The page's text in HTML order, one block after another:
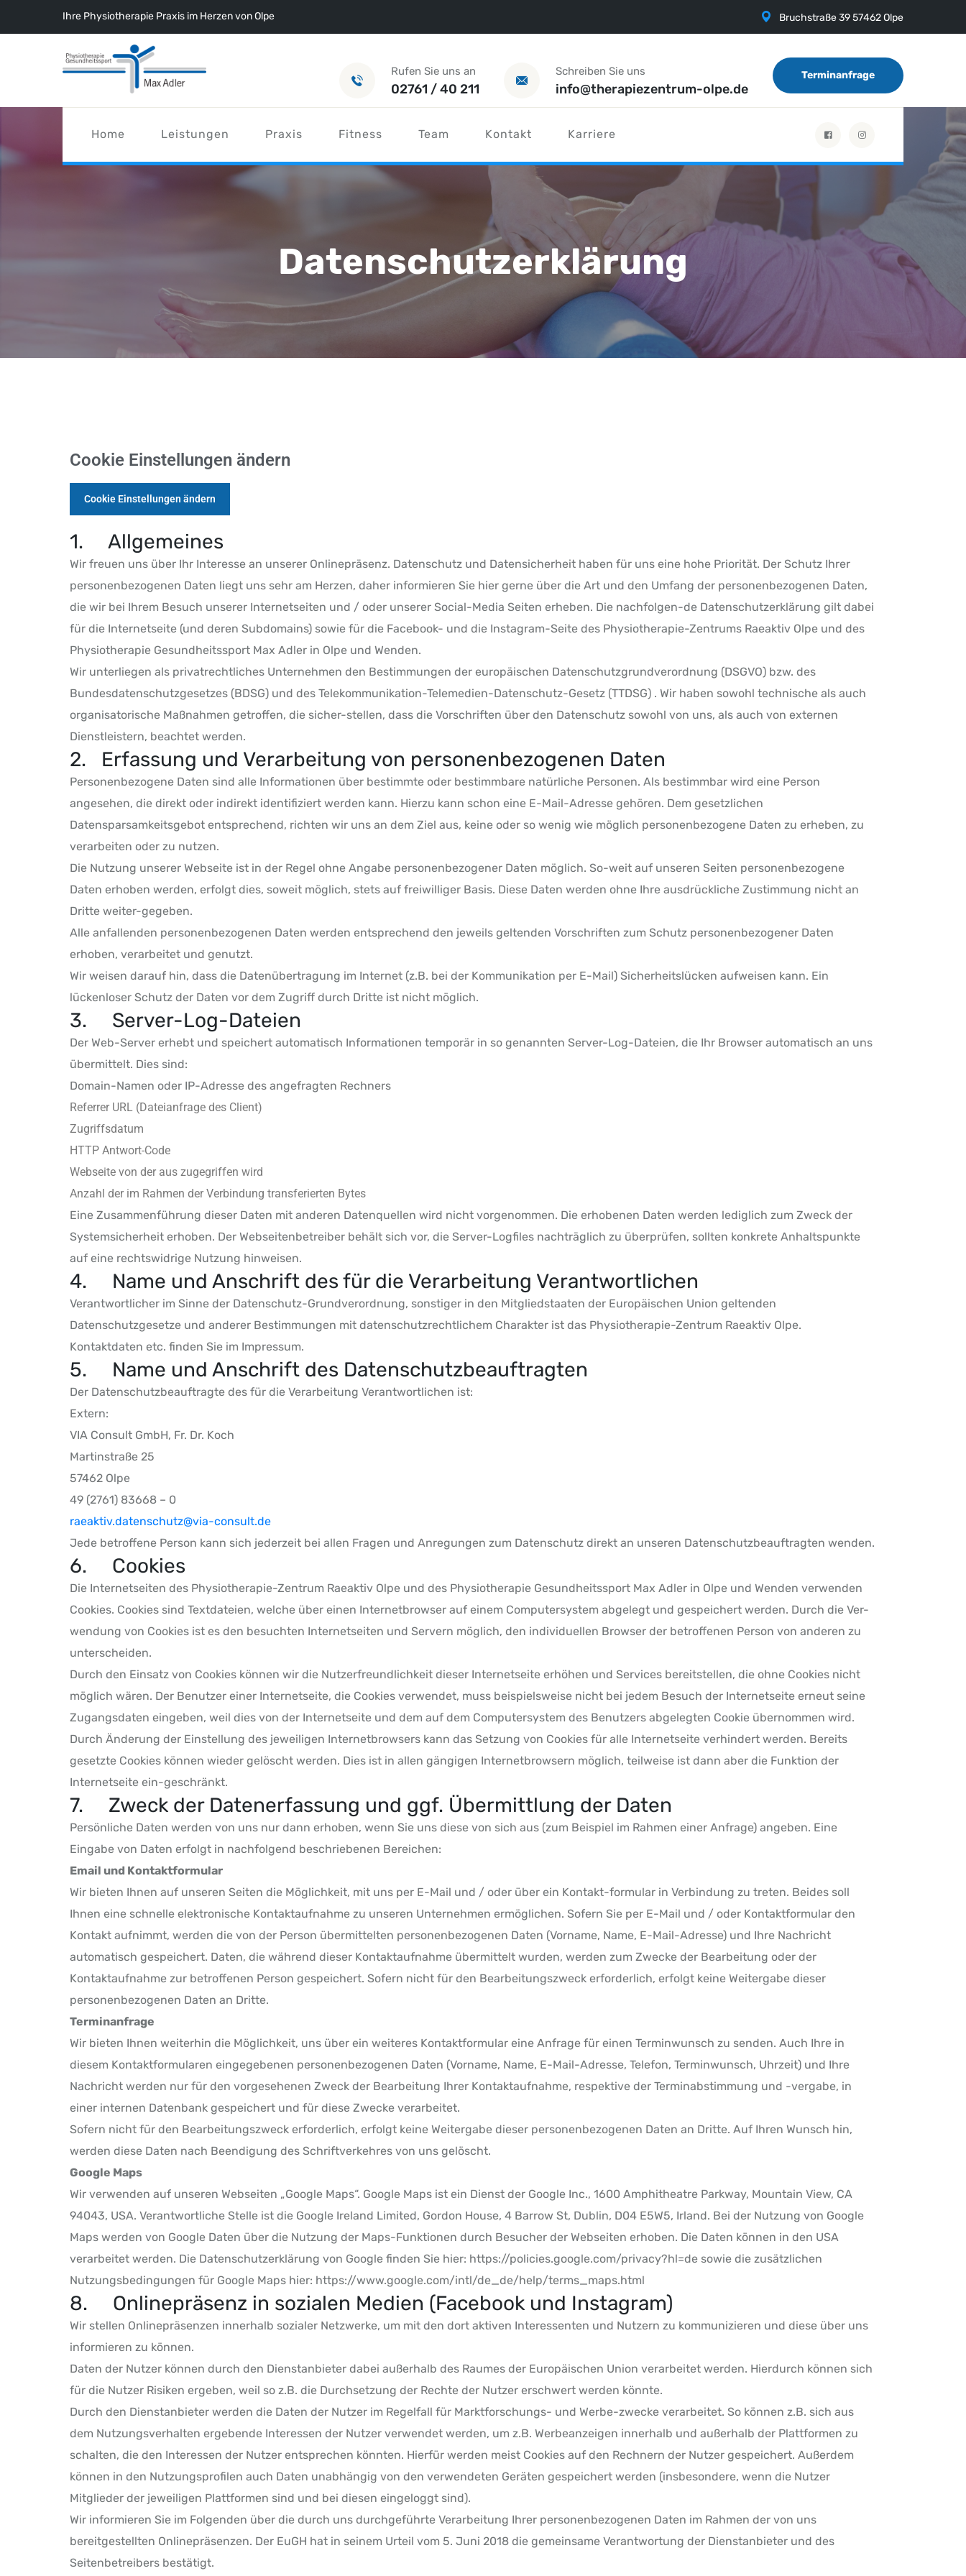
Ihre Physiotherapie Praxis im Herzen von Olpe Bruchstraße 39 57462 Olpe
Rufen Sie uns an
02761 / 40 211
Schreiben Sie uns
info@therapiezentrum-olpe.de
Terminanfrage
Home Leistungen Praxis Fitness Team Kontakt Karriere
Datenschutzerklärung
Cookie Einstellungen ändern
Cookie Einstellungen ändern
1. Allgemeines
Wir freuen uns über Ihr Interesse an unserer Onlinepräsenz. Datenschutz und Datensicherheit haben für uns eine hohe Priorität. Der Schutz Ihrer
personenbezogenen Daten liegt uns sehr am Herzen, daher informieren Sie hier gerne über die Art und den Umfang der personenbezogenen Daten,
die wir bei Ihrem Besuch unserer Internetseiten und / oder unserer Social-Media Seiten erheben. Die nachfolgen-de Datenschutzerklärung gilt dabei
für die Internetseite (und deren Subdomains) sowie für die Facebook- und die Instagram-Seite des Physiotherapie-Zentrums Raeaktiv Olpe und des
Physiotherapie Gesundheitssport Max Adler in Olpe und Wenden.
Wir unterliegen als privatrechtliches Unternehmen den Bestimmungen der europäischen Datenschutzgrundverordnung (DSGVO) bzw. des
Bundesdatenschutzgesetzes (BDSG) und des Telekommunikation-Telemedien-Datenschutz-Gesetz (TTDSG) . Wir haben sowohl technische als auch
organisatorische Maßnahmen getroffen, die sicher-stellen, dass die Vorschriften über den Datenschutz sowohl von uns, als auch von externen
Dienstleistern, beachtet werden.
2. Erfassung und Verarbeitung von personenbezogenen Daten
Personenbezogene Daten sind alle Informationen über bestimmte oder bestimmbare natürliche Personen. Als bestimmbar wird eine Person
angesehen, die direkt oder indirekt identifiziert werden kann. Hierzu kann schon eine E-Mail-Adresse gehören. Dem gesetzlichen
Datensparsamkeitsgebot entsprechend, richten wir uns an dem Ziel aus, keine oder so wenig wie möglich personenbezogene Daten zu erheben, zu
verarbeiten oder zu nutzen.
Die Nutzung unserer Webseite ist in der Regel ohne Angabe personenbezogener Daten möglich. So-weit auf unseren Seiten personenbezogene
Daten erhoben werden, erfolgt dies, soweit möglich, stets auf freiwilliger Basis. Diese Daten werden ohne Ihre ausdrückliche Zustimmung nicht an
Dritte weiter-gegeben.
Alle anfallenden personenbezogenen Daten werden entsprechend den jeweils geltenden Vorschriften zum Schutz personenbezogener Daten
erhoben, verarbeitet und genutzt.
Wir weisen darauf hin, dass die Datenübertragung im Internet (z.B. bei der Kommunikation per E-Mail) Sicherheitslücken aufweisen kann. Ein
lückenloser Schutz der Daten vor dem Zugriff durch Dritte ist nicht möglich.
3. Server-Log-Dateien
Der Web-Server erhebt und speichert automatisch Informationen temporär in so genannten Server-Log-Dateien, die Ihr Browser automatisch an uns
übermittelt. Dies sind:
Domain-Namen oder IP-Adresse des angefragten Rechners
Referrer URL (Dateianfrage des Client)
Zugriffsdatum
HTTP Antwort-Code
Webseite von der aus zugegriffen wird
Anzahl der im Rahmen der Verbindung transferierten Bytes
Eine Zusammenführung dieser Daten mit anderen Datenquellen wird nicht vorgenommen. Die erhobenen Daten werden lediglich zum Zweck der
Systemsicherheit erhoben. Der Webseitenbetreiber behält sich vor, die Server-Logfiles nachträglich zu überprüfen, sollten konkrete Anhaltspunkte
auf eine rechtswidrige Nutzung hinweisen.
4. Name und Anschrift des für die Verarbeitung Verantwortlichen
Verantwortlicher im Sinne der Datenschutz-Grundverordnung, sonstiger in den Mitgliedstaaten der Europäischen Union geltenden
Datenschutzgesetze und anderer Bestimmungen mit datenschutzrechtlichem Charakter ist das Physiotherapie-Zentrum Raeaktiv Olpe.
Kontaktdaten etc. finden Sie im Impressum.
5. Name und Anschrift des Datenschutzbeauftragten
Der Datenschutzbeauftragte des für die Verarbeitung Verantwortlichen ist:
Extern:
VIA Consult GmbH, Fr. Dr. Koch
Martinstraße 25
57462 Olpe
49 (2761) 83668 – 0
raeaktiv.datenschutz@via-consult.de
Jede betroffene Person kann sich jederzeit bei allen Fragen und Anregungen zum Datenschutz direkt an unseren Datenschutzbeauftragten wenden.
6. Cookies
Die Internetseiten des Physiotherapie-Zentrum Raeaktiv Olpe und des Physiotherapie Gesundheitssport Max Adler in Olpe und Wenden verwenden
Cookies. Cookies sind Textdateien, welche über einen Internetbrowser auf einem Computersystem abgelegt und gespeichert werden. Durch die Ver-
wendung von Cookies ist es den besuchten Internetseiten und Servern möglich, den individuellen Browser der betroffenen Person von anderen zu
unterscheiden.
Durch den Einsatz von Cookies können wir die Nutzerfreundlichkeit dieser Internetseite erhöhen und Services bereitstellen, die ohne Cookies nicht
möglich wären. Der Benutzer einer Internetseite, die Cookies verwendet, muss beispielsweise nicht bei jedem Besuch der Internetseite erneut seine
Zugangsdaten eingeben, weil dies von der Internetseite und dem auf dem Computersystem des Benutzers abgelegten Cookie übernommen wird.
Durch Änderung der Einstellung des jeweiligen Internetbrowsers kann das Setzung von Cookies für alle Internetseite verhindert werden. Bereits
gesetzte Cookies können wieder gelöscht werden. Dies ist in allen gängigen Internetbrowsern möglich, teilweise ist dann aber die Funktion der
Internetseite ein-geschränkt.
7. Zweck der Datenerfassung und ggf. Übermittlung der Daten
Persönliche Daten werden von uns nur dann erhoben, wenn Sie uns diese von sich aus (zum Beispiel im Rahmen einer Anfrage) angeben. Eine
Eingabe von Daten erfolgt in nachfolgend beschriebenen Bereichen:
Email und Kontaktformular
Wir bieten Ihnen auf unseren Seiten die Möglichkeit, mit uns per E-Mail und / oder über ein Kontakt-formular in Verbindung zu treten. Beides soll
Ihnen eine schnelle elektronische Kontaktaufnahme zu unseren Unternehmen ermöglichen. Sofern Sie per E-Mail und / oder Kontaktformular den
Kontakt aufnimmt, werden die von der Person übermittelten personenbezogenen Daten (Vorname, Name, E-Mail-Adresse) und Ihre Nachricht
automatisch gespeichert. Daten, die während dieser Kontaktaufnahme übermittelt wurden, werden zum Zwecke der Bearbeitung oder der
Kontaktaufnahme zur betroffenen Person gespeichert. Sofern nicht für den Bearbeitungszweck erforderlich, erfolgt keine Weitergabe dieser
personenbezogenen Daten an Dritte.
Terminanfrage
Wir bieten Ihnen weiterhin die Möglichkeit, uns über ein weiteres Kontaktformular eine Anfrage für einen Terminwunsch zu senden. Auch Ihre in
diesem Kontaktformularen eingegebenen personenbezogenen Daten (Vorname, Name, E-Mail-Adresse, Telefon, Terminwunsch, Uhrzeit) und Ihre
Nachricht werden nur für den vorgesehenen Zweck der Bearbeitung Ihrer Kontaktaufnahme, respektive der Terminabstimmung und -vergabe, in
einer internen Datenbank gespeichert und für diese Zwecke verarbeitet.
Sofern nicht für den Bearbeitungszweck erforderlich, erfolgt keine Weitergabe dieser personenbezogenen Daten an Dritte. Auf Ihren Wunsch hin,
werden diese Daten nach Beendigung des Schriftverkehres von uns gelöscht.
Google Maps
Wir verwenden auf unseren Webseiten „Google Maps“. Google Maps ist ein Dienst der Google Inc., 1600 Amphitheatre Parkway, Mountain View, CA
94043, USA. Verantwortliche Stelle ist die Google Ireland Limited, Gordon House, 4 Barrow St, Dublin, D04 E5W5, Irland. Bei der Nutzung von Google
Maps werden von Google Daten über die Nutzung der Maps-Funktionen durch Besucher der Webseiten erhoben. Die Daten können in den USA
verarbeitet werden. Die Datenschutzerklärung von Google finden Sie hier: https://policies.google.com/privacy?hl=de sowie die zusätzlichen
Nutzungsbedingungen für Google Maps hier: https://www.google.com/intl/de_de/help/terms_maps.html
8. Onlinepräsenz in sozialen Medien (Facebook und Instagram)
Wir stellen Onlinepräsenzen innerhalb sozialer Netzwerke, um mit den dort aktiven Interessenten und Nutzern zu kommunizieren und diese über uns
informieren zu können.
Daten der Nutzer können durch den Dienstanbieter dabei außerhalb des Raumes der Europäischen Union verarbeitet werden. Hierdurch können sich
für die Nutzer Risiken ergeben, weil so z.B. die Durchsetzung der Rechte der Nutzer erschwert werden könnte.
Durch den Dienstanbieter werden die Daten der Nutzer im Regelfall für Marktforschungs- und Werbe-zwecke verarbeitet. So können z.B. sich aus
dem Nutzungsverhalten ergebende Interessen der Nutzer verwendet werden, um z.B. Werbeanzeigen innerhalb und außerhalb der Plattformen zu
schalten, die den Interessen der Nutzer entsprechen könnten. Hierfür werden meist Cookies auf den Rechnern der Nutzer gespeichert. Außerdem
können in den Nutzungsprofilen auch Daten unabhängig von den verwendeten Geräten gespeichert werden (insbesondere, wenn die Nutzer
Mitglieder der jeweiligen Plattformen sind und bei diesen eingeloggt sind).
Wir informieren Sie im Folgenden über die durch uns durchgeführte Verarbeitung Ihrer personenbezogenen Daten im Rahmen der von uns
bereitgestellten Onlinepräsenzen. Der EuGH hat in seinem Urteil vom 5. Juni 2018 die gemeinsame Verantwortung der Dienstanbieter und des
Seitenbetreibers bestätigt.